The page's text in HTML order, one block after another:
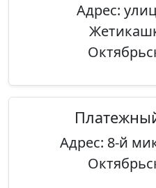
Адрес:
Адрес: 8-й